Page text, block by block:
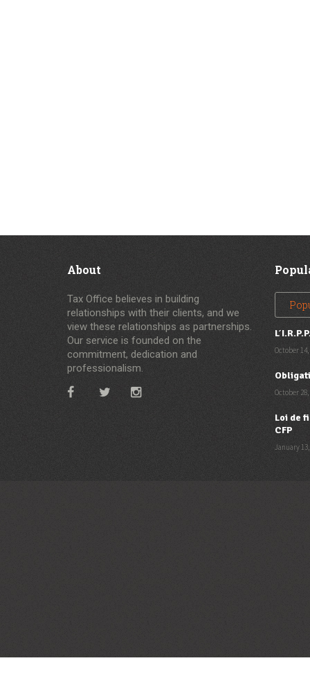
About
Tax Office believes in building
relationships with their clients, and we
view these relationships as partnerships.
Our service is founded on the
commitment, dedication and
professionalism.
October 14,
October 28,
Loi de
CFP
January